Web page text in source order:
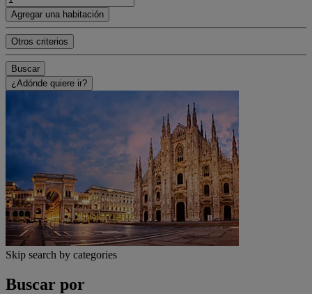
Agregar una habitación
Otros criterios
Buscar
¿Adónde quiere ir?
Skip search by categories
Buscar por